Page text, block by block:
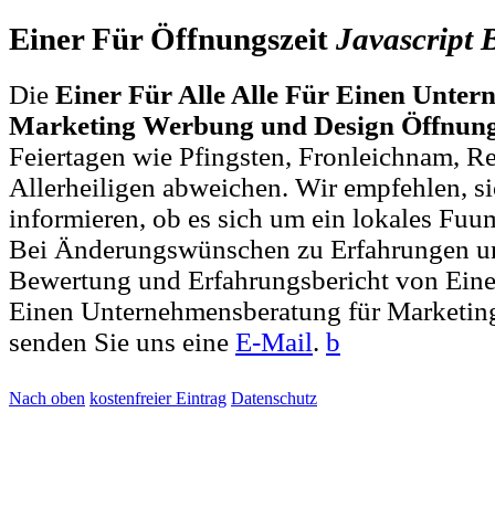
Einer Für Öffnungszeit Javascript
Die Einer Für Alle Alle Für Einen
Marketing Werbung und Design
Feiertagen wie Pfingsten, Fronleichnam,
Allerheiligen abweichen. Wir empfehlen,
informieren, ob es sich um ein lokales
Bei Änderungswünschen zu Erfahrungen
Bewertung und Erfahrungsbericht von
Einen Unternehmensberatung für
senden Sie uns eine E-Mail. b
Nach oben kostenfreier Eintrag Datenschutz